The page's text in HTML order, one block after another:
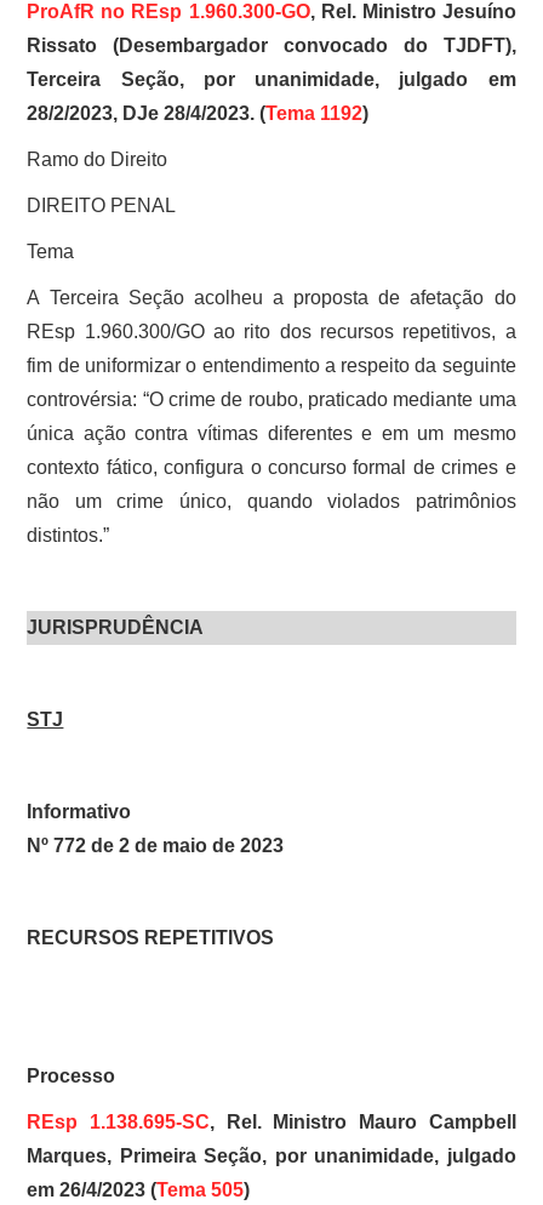
ProAfR no REsp 1.960.300-GO, Rel. Ministro Jesuíno
Rissato (Desembargador convocado do TJDFT),
Terceira Seção, por unanimidade, julgado em
28/2/2023, DJe 28/4/2023. (Tema 1192)
Ramo do Direito
DIREITO PENAL
Tema
A Terceira Seção acolheu a proposta de afetação do
REsp 1.960.300/GO ao rito dos recursos repetitivos, a
fim de uniformizar o entendimento a respeito da seguinte
controvérsia: “O crime de roubo, praticado mediante uma
única ação contra vítimas diferentes e em um mesmo
contexto fático, configura o concurso formal de crimes e
não um crime único, quando violados patrimônios
distintos.”
JURISPRUDÊNCIA
STJ
Informativo
Nº 772 de 2 de maio de 2023
RECURSOS REPETITIVOS
Processo
REsp 1.138.695-SC, Rel. Ministro Mauro Campbell
Marques, Primeira Seção, por unanimidade, julgado
em 26/4/2023 (Tema 505)